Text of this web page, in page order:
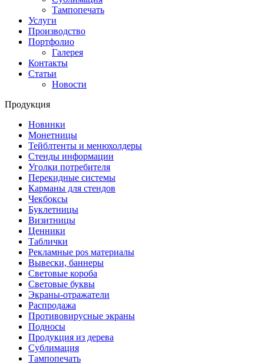
Тампопечать
Услуги
Производство
Портфолио
Галерея
Контакты
Статьи
Новости
Продукция
Новинки
Монетницы
Тейблтенты и менюхолдеры
Стенды информации
Уголки потребителя
Перекидные системы
Карманы для стендов
Чекбоксы
Буклетницы
Визитницы
Ценники
Таблички
Рекламные pos материалы
Вывески, баннеры
Световые короба
Световые буквы
Экраны-отражатели
Распродажа
Противовирусные экраны
Подносы
Продукция из дерева
Сублимация
Тампопечать